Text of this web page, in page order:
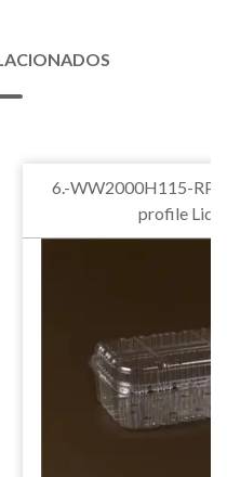
6.-WW2000H115-
profile Lid